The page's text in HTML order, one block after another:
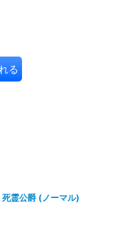
る
霊公爵 (ノーマル)